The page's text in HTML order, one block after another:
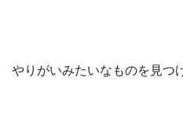
やりがいみたいなものを見つ